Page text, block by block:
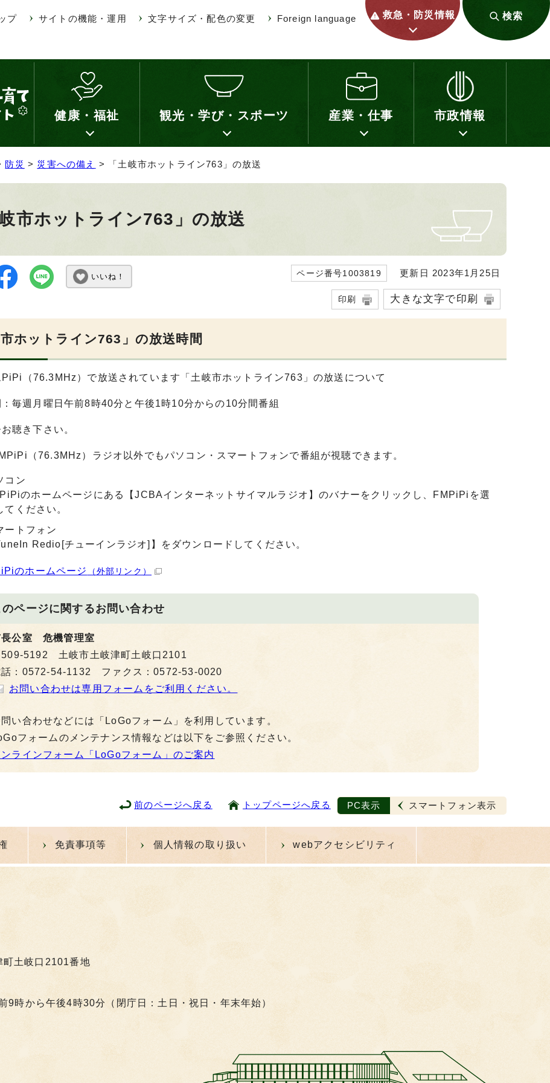
プ サイトの機能・運用 文字サイズ・配色の変更 Foreign language 救急・防災情報 検索
健康・福祉 観光・学び・スポーツ 産業・仕事 市政情報
防災 > 災害への備え > 「土岐市ホットライン763」の放送
岐市ホットライン763」の放送
いいね！ ページ番号1003819 更新日 2023年1月25日
印刷 大きな文字で印刷
市ホットライン763」の放送時間
PiPi（76.3MHz）で放送されています「土岐市ホットライン763」の放送について
毎週月曜日午前8時40分と午後1時10分からの10分間番組
聴き下さい。
（76.3MHz）ラジオ以外でもパソコン・スマートフォンで番組が視聴できます。
コン
のホームページにある【JCBAインターネットサイマルラジオ】のバナーをクリックし、FMPiPiを選
てください。
ートフォン
Redio[チューインラジオ]】をダウンロードしてください。
のホームページ （外部リンク）
のページに関するお問い合わせ
長公室 危機管理室
509-5192 土岐市土岐津町土岐口2101
話：0572-54-1132 ファクス：0572-53-0020
お問い合わせは専用フォームをご利用ください。
問い合わせなどには「LoGoフォーム」を利用しています。
フォームのメンテナンス情報などは以下をご参照ください。
ンラインフォーム「LoGoフォーム」のご案内
前のページへ戻る トップページへ戻る PC表示 スマートフォン表示
免責事項等 個人情報の取り扱い webアクセシビリティ
土岐口2101番地
時から午後4時30分（閉庁日：土日・祝日・年末年始）